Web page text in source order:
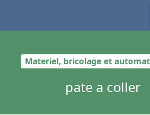
Materiel, bricolage et
pate a coller